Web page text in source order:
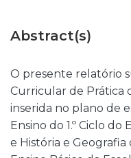
Abstract(s)
O presente relatório
Curricular de Prática
inserida no plano de
Ensino do 1.º Ciclo
e História e